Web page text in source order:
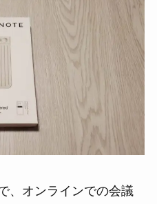
、オンラインでの会議